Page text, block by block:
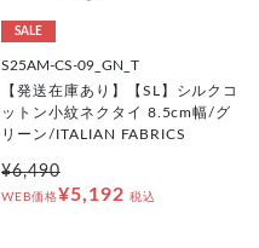
SALE
S25AM-CS-09_GN_T
【発送在庫あり】【SL】シルクコ
ットン小紋ネクタイ 8.5cm幅/グ
リーン/ITALIAN FABRICS
¥6,490
WEB価格¥5,192 税込